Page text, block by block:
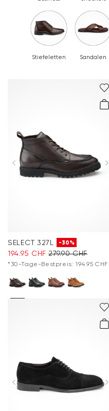
Stiefeletten Sandalen
SELECT 327L -30%
194.95 CHF 279.90 CHF
*30-Tage-Bestpreis: 194.95 CHF